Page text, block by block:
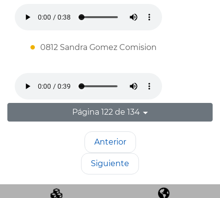
0812 Sandra Gomez Comision
Página 122 de 134
Anterior
Siguiente